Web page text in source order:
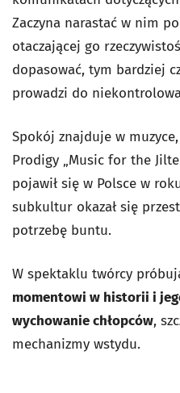
Zaczyna narastać w nim
otaczającej go
dopasować, tym bardziej
prowadzi do
Spokój znajduje w
Prodigy „Music for the
pojawił się w Polsce w
subkultur okazał się
potrzebę buntu.
W spektaklu twórcy
momentowi w historii i
wychowanie chłopców,
mechanizmy wstydu.